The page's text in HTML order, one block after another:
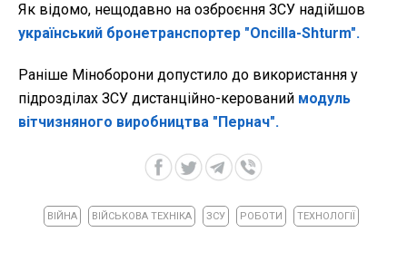
Як відомо, нещодавно на озброєння ЗСУ надійшов
український бронетранспортер "Oncilla-Shturm".
Раніше Міноборони допустило до використання у
підрозділах ЗСУ дистанційно-керований модуль
вітчизняного виробництва "Пернач".
ВІЙНА ВІЙСЬКОВА ТЕХНІКА ЗСУ РОБОТИ ТЕХНОЛОГІЇ